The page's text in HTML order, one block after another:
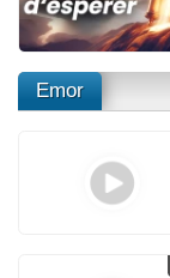
Emor